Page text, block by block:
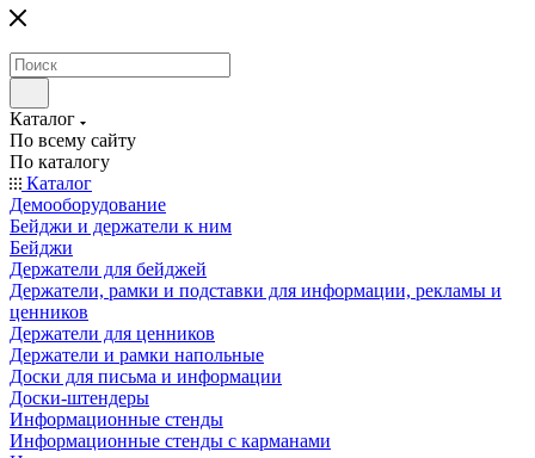
Каталог
По всему сайту
По каталогу
Каталог
Демооборудование
Бейджи и держатели к ним
Бейджи
Держатели для бейджей
Держатели, рамки и подставки для информации, рекламы и
ценников
Держатели для ценников
Держатели и рамки напольные
Доски для письма и информации
Доски-штендеры
Информационные стенды
Информационные стенды с карманами